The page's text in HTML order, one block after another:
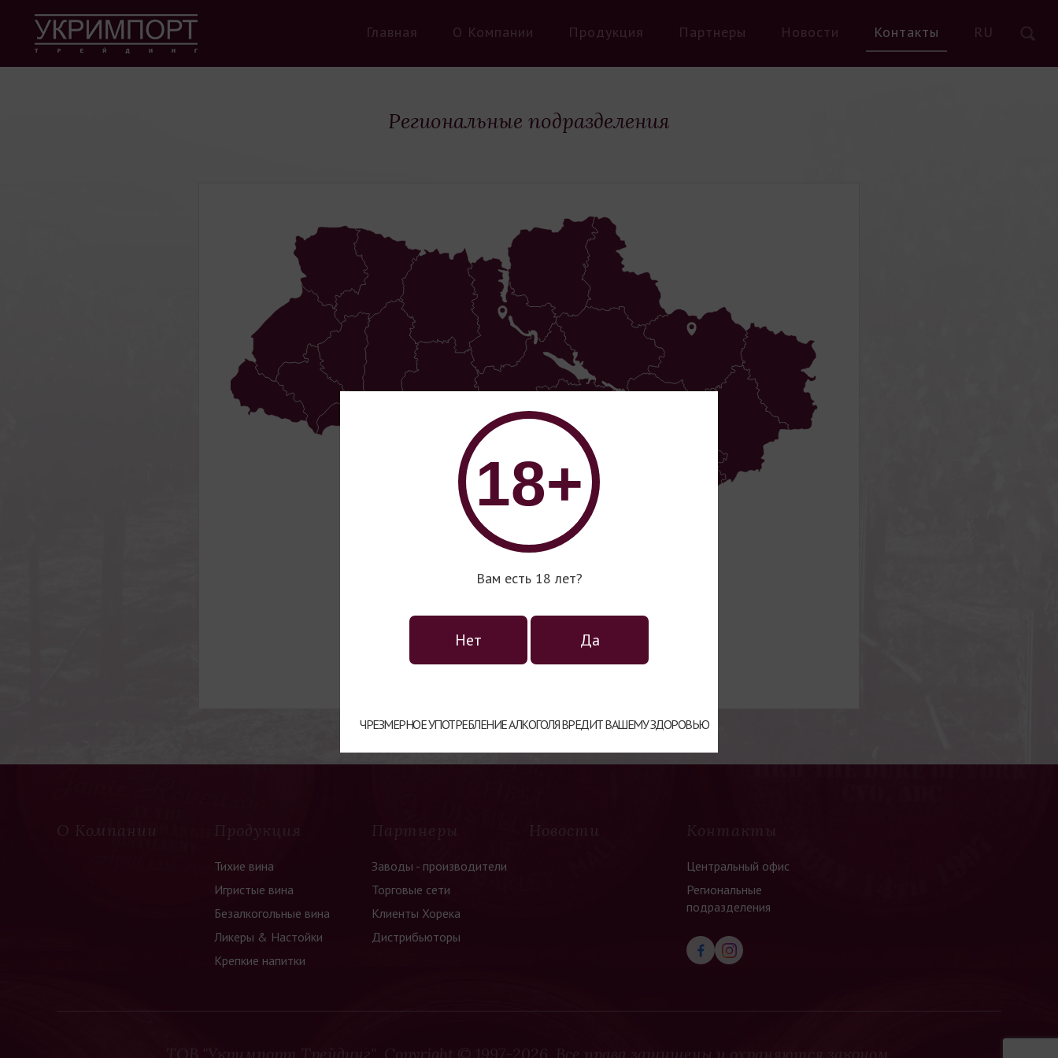
18+
Вам есть 18 лет?
Нет Да
ЧРЕЗМЕРНОЕ УПОТРЕБЛЕНИЕ АЛКОГОЛЯ ВРЕДИТ ВАШЕМУ ЗДОРОВЬЮ
Главная О Компании Продукция Партнеры Новости Контакты RU
Региональные подразделения
О Компании Продукция
Тихие вина
Игристые вина
Безалкогольные вина
Ликеры & Настойки
Крепкие напитки
Партнеры
Заводы - производители
Торговые сети
Клиенты Хорека
Дистрибьюторы
Новости Контакты
Центральный офис
Региональные
подразделения
ТОВ "Укримпорт Трейдинг", Copyright © 1997-2026. Все права защищены и охраняются законом.